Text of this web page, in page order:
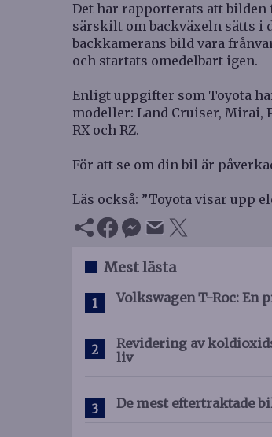
Det har rapporterats att
särskilt om backväxeln sätts i
backkamerans bild vara
och startats omedelbart igen.
Enligt uppgifter som Toyota
modeller: Land Cruiser, Mirai,
RX och RZ.
För att se om din bil är
Läs också: ”Toyota visar upp
Mest lästa
Volkswagen T-Roc: En
Revidering av
liv
De mest eftertraktade